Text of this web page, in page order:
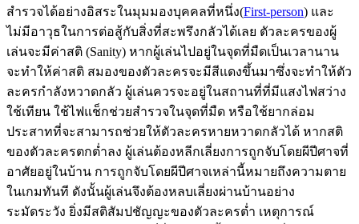
สำรวจได้อย่างอิสระในมุมมองบุคคลที่หนึ่ง(First-person) และ
ไม่มีอาวุธในการต่อสู้กับสิ่งที่สะพรึงกลัวได้เลย ตัวละครของผู้
เล่นจะมีค่าสติ (Sanity) หากผู้เล่นไปอยู่ในจุดที่มืดเป็นเวลานาน
จะทำให้ค่าสติ สมองของตัวละครจะมีสีแดงขึ้นมาซึ่งจะทำให้ตัว
ละครกำลังหวาดกลัว ผู้เล่นควรจะอยู่ในสถานที่ที่มีแสงไฟสว่าง
ใช้เทียน ใช้ไฟแช็กช่วยสำรวจในจุดที่มืด หรือใช้ยากล่อม
ประสาทที่จะสามารถช่วยให้ตัวละครหายหวาดกลัวได้ หากสติ
ของตัวละครตกต่ำลง ผู้เล่นต้องหลีกเลี่ยงการถูกจับโดยผีปีศาจที่
อาศัยอยู่ในบ้าน การถูกจับโดยผีปีศาจเหล่านี้หมายถึงความตาย
ในเกมทันที ดังนั้นผู้เล่นจึงต้องหลบเลี่ยงผ่านบ้านอย่าง
ระมัดระวัง ยิ่งมีสติสัมปชัญญะของตัวละครต่ำ เหตุการณ์